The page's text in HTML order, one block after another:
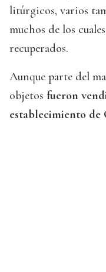
litúrgicos, varios
muchos de los
recuperados.
Aunque parte del
objetos fueron
establecimiento